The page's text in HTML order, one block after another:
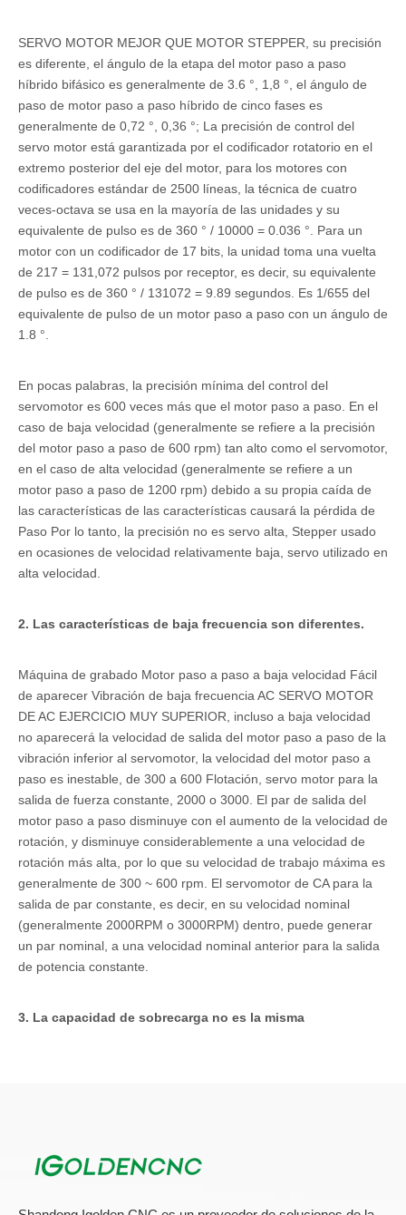
SERVO MOTOR MEJOR QUE MOTOR STEPPER, su precisión
es diferente, el ángulo de la etapa del motor paso a paso
híbrido bifásico es generalmente de 3.6 °, 1,8 °, el ángulo de
paso de motor paso a paso híbrido de cinco fases es
generalmente de 0,72 °, 0,36 °; La precisión de control del
servo motor está garantizada por el codificador rotatorio en el
extremo posterior del eje del motor, para los motores con
codificadores estándar de 2500 líneas, la técnica de cuatro
veces-octava se usa en la mayoría de las unidades y su
equivalente de pulso es de 360 ​​° / 10000 = 0.036 °. Para un
motor con un codificador de 17 bits, la unidad toma una vuelta
de 217 = 131,072 pulsos por receptor, es decir, su equivalente
de pulso es de 360 ​​° / 131072 = 9.89 segundos. Es 1/655 del
equivalente de pulso de un motor paso a paso con un ángulo de
1.8 °.
En pocas palabras, la precisión mínima del control del
servomotor es 600 veces más que el motor paso a paso. En el
caso de baja velocidad (generalmente se refiere a la precisión
del motor paso a paso de 600 rpm) tan alto como el servomotor,
en el caso de alta velocidad (generalmente se refiere a un
motor paso a paso de 1200 rpm) debido a su propia caída de
las características de las características causará la pérdida de
Paso Por lo tanto, la precisión no es servo alta, Stepper usado
en ocasiones de velocidad relativamente baja, servo utilizado en
alta velocidad.
2. Las características de baja frecuencia son diferentes.
Máquina de grabado Motor paso a paso a baja velocidad Fácil
de aparecer Vibración de baja frecuencia AC SERVO MOTOR
DE AC EJERCICIO MUY SUPERIOR, incluso a baja velocidad
no aparecerá la velocidad de salida del motor paso a paso de la
vibración inferior al servomotor, la velocidad del motor paso a
paso es inestable, de 300 a 600 Flotación, servo motor para la
salida de fuerza constante, 2000 o 3000. El par de salida del
motor paso a paso disminuye con el aumento de la velocidad de
rotación, y disminuye considerablemente a una velocidad de
rotación más alta, por lo que su velocidad de trabajo máxima es
generalmente de 300 ~ 600 rpm. El servomotor de CA para la
salida de par constante, es decir, en su velocidad nominal
(generalmente 2000RPM o 3000RPM) dentro, puede generar
un par nominal, a una velocidad nominal anterior para la salida
de potencia constante.
3. La capacidad de sobrecarga no es la misma
de CA tiene una gran capacidad de sobrecarga, tiene la
capacidad de sobrecarga de velocidad y sobrecarga de torque.